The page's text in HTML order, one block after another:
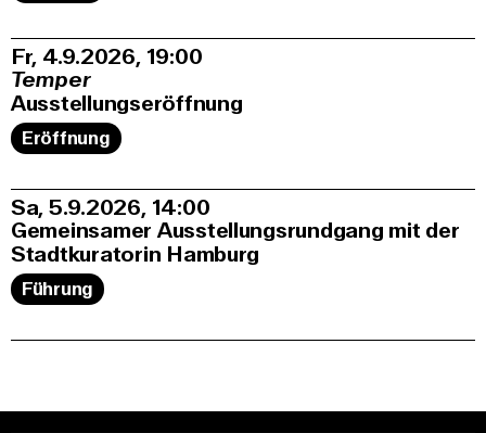
Fr, 4.9.2026 19:00
Temper
Ausstellungseröffnung
Eröffnung
Sa, 5.9.2026 14:00
Gemeinsamer Ausstellungsrundgang mit der
Stadtkuratorin Hamburg
Führung